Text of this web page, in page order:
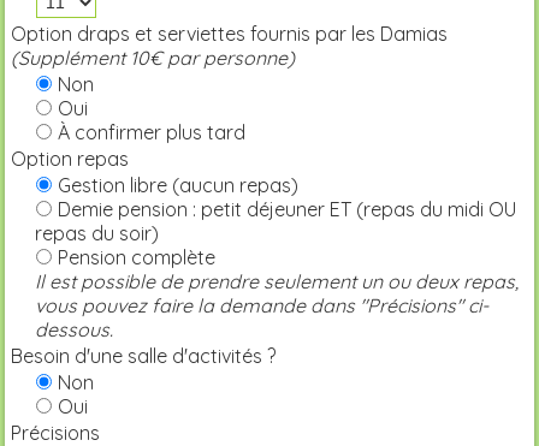
Option draps et serviettes fournis par les Damias
(Supplément 10€ par personne)
Non
Oui
À confirmer plus tard
Option repas
Gestion libre (aucun repas)
Demie pension : petit déjeuner ET (repas du midi OU
repas du soir)
Pension complète
Il est possible de prendre seulement un ou deux repas,
vous pouvez faire la demande dans "Précisions" ci-
dessous.
Besoin d'une salle d'activités ?
Non
Oui
Précisions